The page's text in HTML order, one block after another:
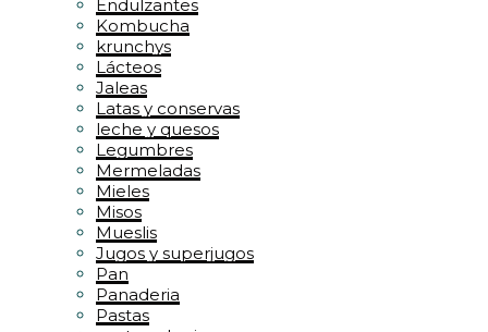
Endulzantes
Kombucha
krunchys
Lácteos
Jaleas
Latas y conservas
leche y quesos
Legumbres
Mermeladas
Mieles
Misos
Mueslis
Jugos y superjugos
Pan
Panaderia
Pastas